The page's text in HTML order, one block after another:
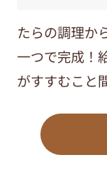
たらの調理か
一つで完成！
がすすむこと